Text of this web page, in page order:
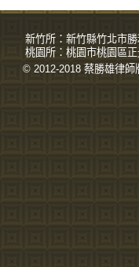
新竹所： 新竹縣竹北市
桃園所： 桃園市桃園區
© 2012-2018 蔡勝雄律師